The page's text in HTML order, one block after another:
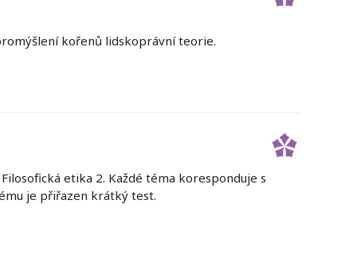
kořenů lidskoprávní teorie.
etika 2. Každé téma koresponduje s
je přiřazen krátký test.